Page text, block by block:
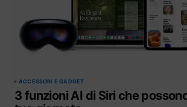
ACCESSORI E GADGET
3 funzioni AI di Siri che